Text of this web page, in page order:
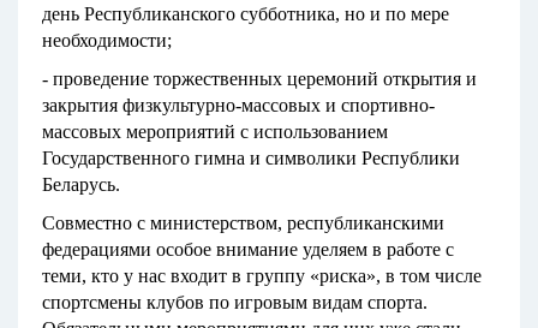
день Республиканского субботника, но и по мере
необходимости;
- проведение торжественных церемоний открытия и
закрытия физкультурно-массовых и спортивно-
массовых мероприятий с использованием
Государственного гимна и символики Республики
Беларусь.
Совместно с министерством, республиканскими
федерациями особое внимание уделяем в работе с
теми, кто у нас входит в группу «риска», в том числе
спортсмены клубов по игровым видам спорта.